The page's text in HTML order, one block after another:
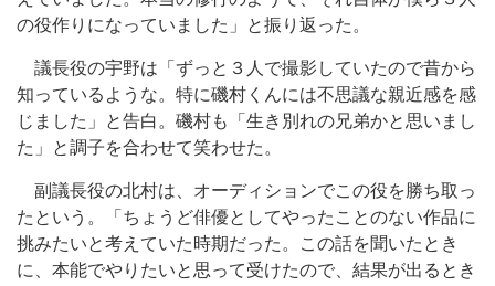
の役作りになっていました」と振り返った。
議長役の宇野は「ずっと３人で撮影していたので昔から
知っているような。特に磯村くんには不思議な親近感を感
じました」と告白。磯村も「生き別れの兄弟かと思いまし
た」と調子を合わせて笑わせた。
副議長役の北村は、オーディションでこの役を勝ち取っ
たという。「ちょうど俳優としてやったことのない作品に
挑みたいと考えていた時期だった。この話を聞いたとき
に、本能でやりたいと思って受けたので、結果が出るとき